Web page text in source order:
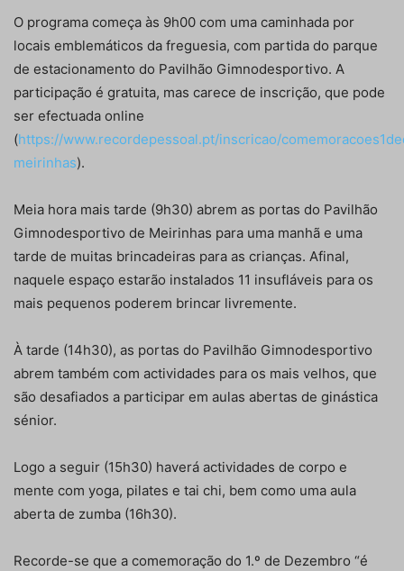
O programa começa às 9h00 com uma caminhada por
locais emblemáticos da freguesia, com partida do parque
de estacionamento do Pavilhão Gimnodesportivo. A
participação é gratuita, mas carece de inscrição, que pode
ser efectuada online
(https://www.recordepessoal.pt/inscricao/
meirinhas).
Meia hora mais tarde (9h30) abrem as portas do Pavilhão
Gimnodesportivo de Meirinhas para uma manhã e uma
tarde de muitas brincadeiras para as crianças. Afinal,
naquele espaço estarão instalados 11 insufláveis para os
mais pequenos poderem brincar livremente.
À tarde (14h30), as portas do Pavilhão Gimnodesportivo
abrem também com actividades para os mais velhos, que
são desafiados a participar em aulas abertas de ginástica
sénior.
Logo a seguir (15h30) haverá actividades de corpo e
mente com yoga, pilates e tai chi, bem como uma aula
aberta de zumba (16h30).
Recorde-se que a comemoração do 1.º de Dezembro “é